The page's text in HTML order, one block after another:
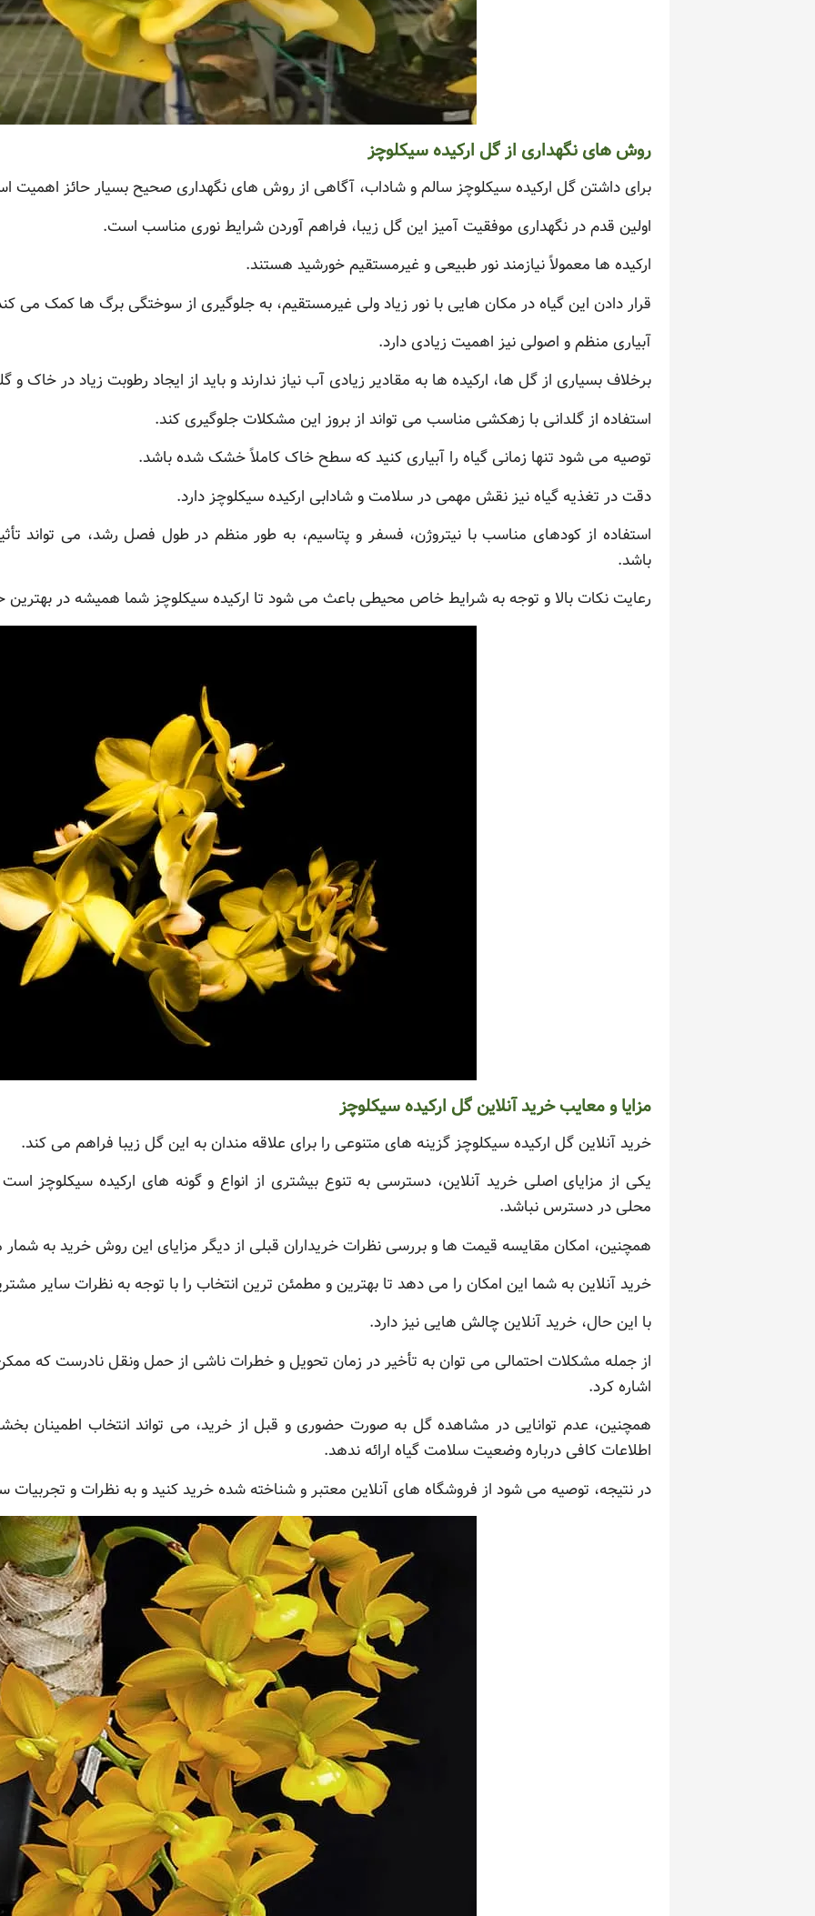
روش های نگهداری از گل ارکیده سیکلوچز
برای داشتن گل ارکیده سیکلوچز سالم و شاداب، آگاهی از روش های نگهداری صحیح بسیار حائز اهمیت
اولین قدم در نگهداری موفقیت آمیز این گل زیبا، فراهم آوردن شرایط نوری مناسب است.
ارکیده ها معمولاً نیازمند نور طبیعی و غیرمستقیم خورشید هستند.
قرار دادن این گیاه در مکان هایی با نور زیاد ولی غیرمستقیم، به جلوگیری از سوختگی برگ ها کمک می
آبیاری منظم و اصولی نیز اهمیت زیادی دارد.
برخلاف بسیاری از گل ها، ارکیده ها به مقادیر زیادی آب نیاز ندارند و باید از ایجاد رطوبت زیاد در خاک و
استفاده از گلدانی با زهکشی مناسب می تواند از بروز این مشکلات جلوگیری کند.
توصیه می شود تنها زمانی گیاه را آبیاری کنید که سطح خاک کاملاً خشک شده باشد.
دقت در تغذیه گیاه نیز نقش مهمی در سلامت و شادابی ارکیده سیکلوچز دارد.
استفاده از کودهای مناسب با نیتروژن، فسفر و پتاسیم، به طور منظم در طول فصل رشد، می تواند
باشد.
رعایت نکات بالا و توجه به شرایط خاص محیطی باعث می شود تا ارکیده سیکلوچز شما همیشه در بهترین
مزایا و معایب خرید آنلاین گل ارکیده سیکلوچز
خرید آنلاین گل ارکیده سیکلوچز گزینه های متنوعی را برای علاقه مندان به این گل زیبا فراهم می کند.
یکی از مزایای اصلی خرید آنلاین، دسترسی به تنوع بیشتری از انواع و گونه های ارکیده سیکلوچز
محلی در دسترس نباشد.
همچنین، امکان مقایسه قیمت ها و بررسی نظرات خریداران قبلی از دیگر مزایای این روش خرید به
خرید آنلاین به شما این امکان را می دهد تا بهترین و مطمئن ترین انتخاب را با توجه به نظرات سایر
با این حال، خرید آنلاین چالش هایی نیز دارد.
از جمله مشکلات احتمالی می توان به تأخیر در زمان تحویل و خطرات ناشی از حمل ونقل نادرست که
اشاره کرد.
همچنین، عدم توانایی در مشاهده گل به صورت حضوری و قبل از خرید، می تواند انتخاب اطمینان
اطلاعات کافی درباره وضعیت سلامت گیاه ارائه ندهد.
در نتیجه، توصیه می شود از فروشگاه های آنلاین معتبر و شناخته شده خرید کنید و به نظرات و تجربیات